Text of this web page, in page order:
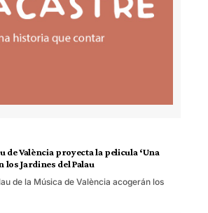
de València proyecta la pelicula ‘Una
los Jardines del Palau
de la Música de València acogerán los